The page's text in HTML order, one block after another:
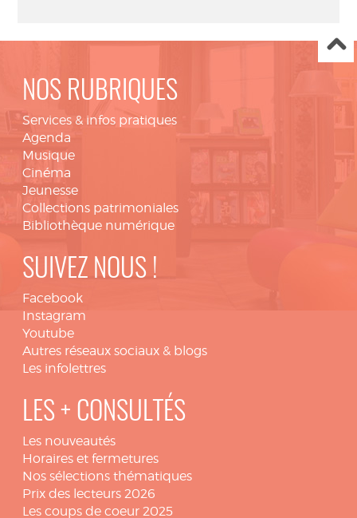
NOS RUBRIQUES
Services & infos pratiques
Agenda
Musique
Cinéma
Jeunesse
Collections patrimoniales
Bibliothèque numérique
SUIVEZ NOUS !
Facebook
Instagram
Youtube
Autres réseaux sociaux & blogs
Les infolettres
LES + CONSULTÉS
Les nouveautés
Horaires et fermetures
Nos sélections thématiques
Prix des lecteurs 2026
Les coups de coeur 2025